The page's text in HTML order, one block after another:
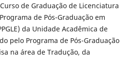
de Graduação de Licenciatura
de Pós-Graduação em
da Unidade Acadêmica de
pelo Programa de Pós-Graduação
na área de Tradução, da